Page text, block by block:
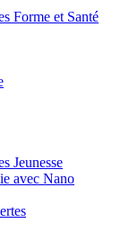
Forme et Santé
Jeunesse
avec Nano